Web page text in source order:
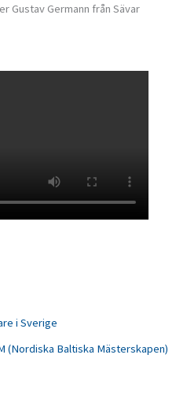
Gustav Germann från Sävar
i Sverige
(Nordiska Baltiska Mästerskapen)